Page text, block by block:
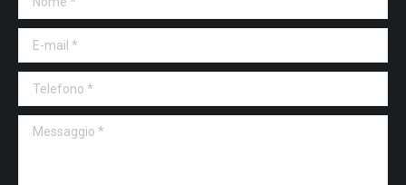
E-mail *
Telefono *
Messaggio *